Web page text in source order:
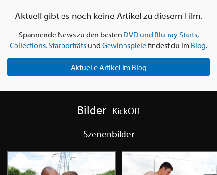
Aktuell gibt es noch keine Artikel zu diesem Film.
Spannende News zu den besten DVD und Blu-ray Starts,
Collections,Starporträts und Gewinnspielefindest du im Blog.
Aktuelle Artikel im Blog
Bilder KickOff
Szenenbilder